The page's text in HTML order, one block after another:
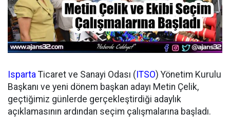
Isparta Ticaret ve Sanayi Odası ( ITSO) Yönetim Kurulu
Başkanı ve yeni dönem başkan adayı Metin Çelik,
geçtiğimiz günlerde gerçekleştirdiği adaylık
açıklamasının ardından seçim çalışmalarına başladı.